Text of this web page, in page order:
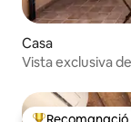
Casa
Vista exclusiva